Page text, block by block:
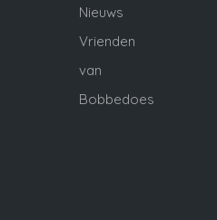
Nieuws
Vrienden
van
Bobbedoes